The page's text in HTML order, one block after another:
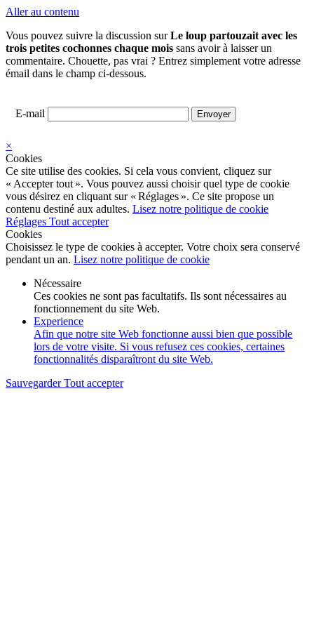
Aller au contenu
Vous pouvez suivre la discussion surLe loup partouzait avec les
trois petites cochonnes chaque mois sans avoir à laisser un
commentaire. Chouette, pas vrai ? Entrez simplement votre adresse
émail dans le champ ci-dessous.
E-mail
×
Cookies
Ce site utilise des cookies. Si cela vous convient, cliquez sur
« Accepter tout ». Vous pouvez aussi choisir quel type de cookie
vous désirez en cliquant sur « Réglages ». Ce site propose un
contenu destiné aux adultes. Lisez notre politique de cookie
Réglages Tout accepter
Cookies
Choisissez le type de cookies à accepter. Votre choix sera conservé
pendant un an. Lisez notre politique de cookie
Nécessaire
Ces cookies ne sont pas facultatifs. Ils sont nécessaires au
fonctionnement du site Web.
Experience
Afin que notre site Web fonctionne aussi bien que possible
lors de votre visite. Si vous refusez ces cookies, certaines
fonctionnalités disparaîtront du site Web.
SauvegarderTout accepter